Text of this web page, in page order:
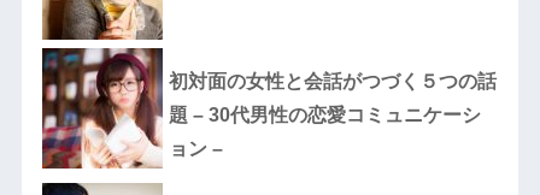
初対面の女性と会話がつづく５つの話
題 – 30代男性の恋愛コミュニケーシ
ョン –